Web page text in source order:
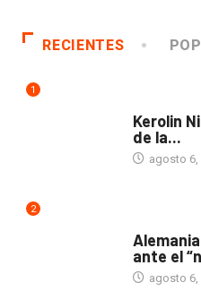
RECIENTES
1
Kerolin
de la...
agosto 6,
2
ante el
agosto 6,